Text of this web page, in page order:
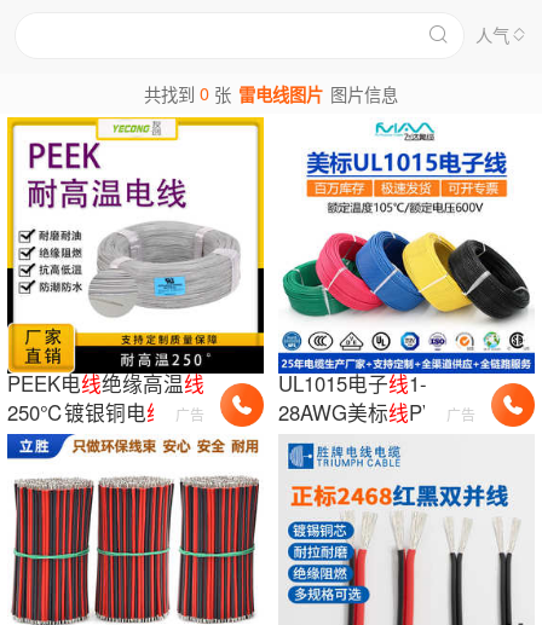
人气
共找到0 张 雷电线图片 图片信息
PEEK电线绝缘高温线
250℃镀银铜电线
厂
家批发
广告
UL1015电子线1-
28AWG美标线PVC绝
缘600V镀锡铜软
标耐高压线
广告